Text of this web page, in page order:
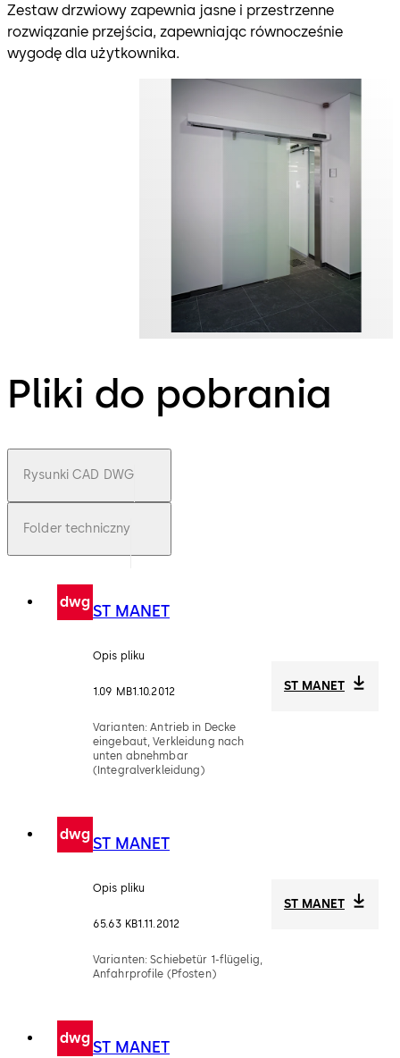
Zestaw drzwiowy zapewnia jasne i przestrzenne
rozwiązanie przejścia, zapewniając równocześnie
wygodę dla użytkownika.
Pliki do pobrania
Rysunki CAD DWG
Folder techniczny
dwgST MANET
Opis pliku
1.09 MB1.10.2012
Varianten: Antrieb in Decke
eingebaut, Verkleidung nach
unten abnehmbar
(Integralverkleidung)
ST MANET
dwgST MANET
Opis pliku
65.63 KB1.11.2012
Varianten: Schiebetür 1-flügelig,
Anfahrprofile (Pfosten)
ST MANET
dwgST MANET